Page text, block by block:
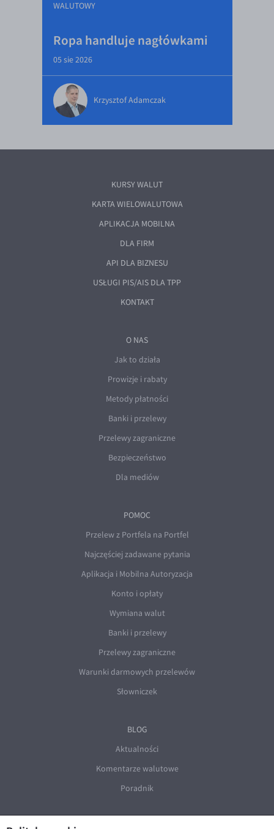
WALUTOWY
Ropa handluje nagłówkami
05 sie 2026
Krzysztof Adamczak
KURSY WALUT
KARTA WIELOWALUTOWA
APLIKACJA MOBILNA
DLA FIRM
API DLA BIZNESU
USŁUGI PIS/AIS DLA TPP
KONTAKT
O NAS
Jak to działa
Prowizje i rabaty
Metody płatności
Banki i przelewy
Przelewy zagraniczne
Bezpieczeństwo
Dla mediów
POMOC
Przelew z Portfela na Portfel
Najczęściej zadawane pytania
Aplikacja i Mobilna Autoryzacja
Konto i opłaty
Wymiana walut
Banki i przelewy
Przelewy zagraniczne
Warunki darmowych przelewów
Słowniczek
BLOG
Aktualności
Komentarze walutowe
Poradnik